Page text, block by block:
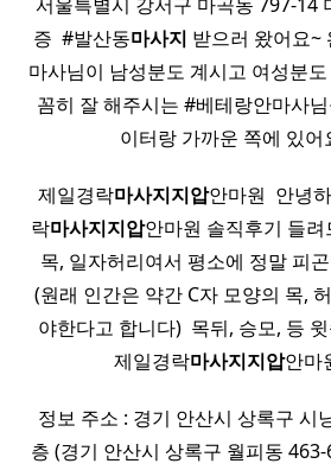
증 ​ #발산동마사지 받으러 왔어요~
마사님이 남성분도 계시고 여성분
꼼히 잘 해주시는 #베테랑안마사
이터랑 가까운 쪽에 있
​ 제일경락마사지지압안마원 ​ 안녕
락마사지지압안마원 솔직후기 들
목, 일자허리여서 평소에 정말 피
(원래 인간은 약간 C자 모양의 목,
야한다고 합니다) ​ 목뒤, 승모, 등
제일경락마사지지압안마
정보 주소 : 경기 안산시 상록구 시
층 (경기 안산시 상록구 월피동